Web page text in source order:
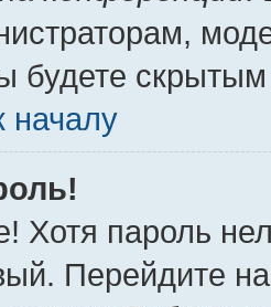
будете
началу
Хотя пароль
Перейдите